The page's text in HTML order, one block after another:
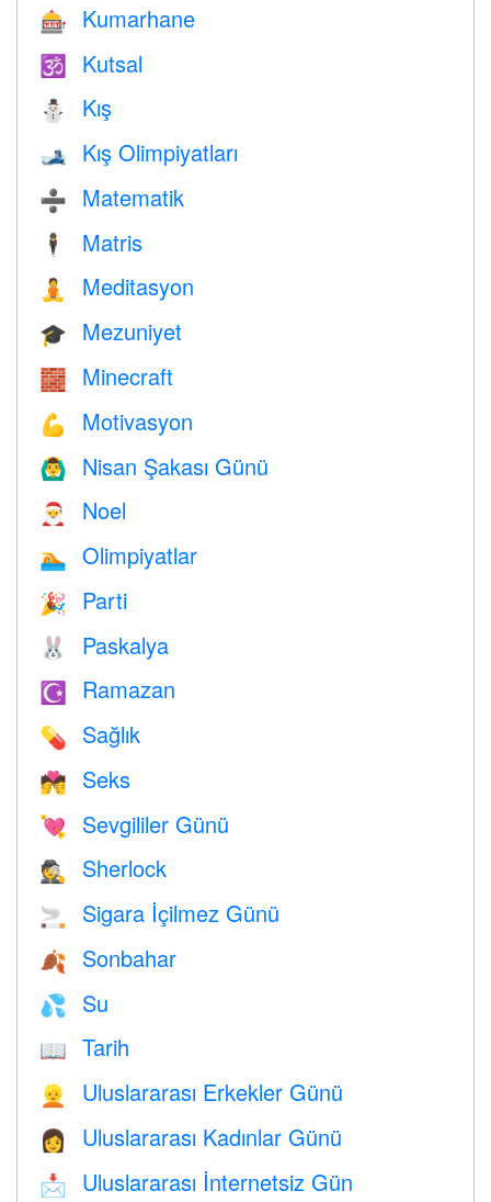
🎰 Kumarhane
🕉 Kutsal
⛄ Kış
🎿 Kış Olimpiyatları
➗ Matematik
🕴️ Matris
🧘 Meditasyon
🎓 Mezuniyet
🧱 Minecraft
💪 Motivasyon
🙆‍♂️ Nisan Şakası Günü
🎅 Noel
🏊 Olimpiyatlar
🎉 Parti
🐰 Paskalya
☪️ Ramazan
💊 Sağlık
💏 Seks
💘 Sevgililer Günü
🕵️ Sherlock
🚬 Sigara İçilmez Günü
🍂 Sonbahar
💦 Su
📖 Tarih
👱 Uluslararası Erkekler Günü
👩 Uluslararası Kadınlar Günü
📩 Uluslararası İnternetsiz Gün